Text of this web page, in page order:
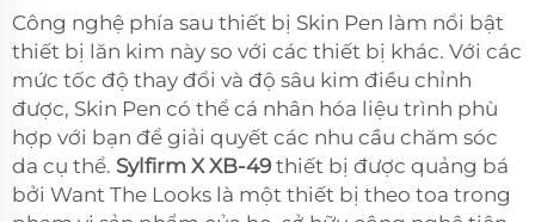
Công nghệ phía sau thiết bị Skin Pen làm nổi bật
thiết bị lăn kim này so với các thiết bị khác. Với các
mức tốc độ thay đổi và độ sâu kim điều chỉnh
được, Skin Pen có thể cá nhân hóa liệu trình phù
hợp với bạn để giải quyết các nhu cầu chăm sóc
da cụ thể. Sylfirm X XB-49 thiết bị được quảng bá
bởi Want The Looks là một thiết bị theo toa trong